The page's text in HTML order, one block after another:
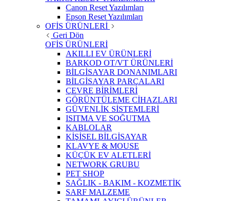
Canon Reset Yazılımları
Epson Reset Yazılımları
OFİS ÜRÜNLERİ
Geri Dön
OFİS ÜRÜNLERİ
AKILLI EV ÜRÜNLERİ
BARKOD OT/VT ÜRÜNLERİ
BİLGİSAYAR DONANIMLARI
BİLGİSAYAR PARÇALARI
ÇEVRE BİRİMLERİ
GÖRÜNTÜLEME CİHAZLARI
GÜVENLİK SİSTEMLERİ
ISITMA VE SOĞUTMA
KABLOLAR
KİŞİSEL BİLGİSAYAR
KLAVYE & MOUSE
KÜÇÜK EV ALETLERİ
NETWORK GRUBU
PET SHOP
SAĞLIK - BAKIM - KOZMETİK
SARF MALZEME